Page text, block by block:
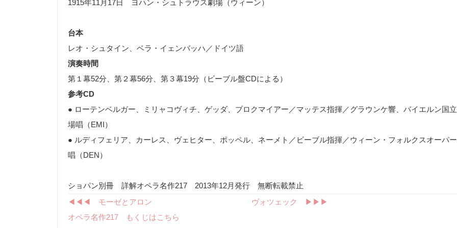
1915年11 月 17日 ヨハン・シュトラウス劇場（ウィーン）
台本
レオ・シュタイン、ベラ・イェンバッハ／ドイツ語
演奏時間
第１幕52分、第２幕56分、第３幕19分（ビーブル盤CDによる）
参考CD
● ローテンベルガー、ミリャコヴィチ、ゲッダ、ブロクマイアー／マッテス指揮／グラウンケ響、バイエルン国
場唱（EMI）
● ルディフェリア、カーレス、ヴェヒター、ポッペル、ネーメト／ビーブル指揮／ウィーン・フォルクスオーパー
唱（DEN）
ショパン別冊 詳解オペラ名作217 2013年12月発行 無断転載禁止
◀︎◀︎◀︎ モーゼとアロン
ヴォツェック ▶︎▶︎▶︎
オペラ名作217 もくじはこちら